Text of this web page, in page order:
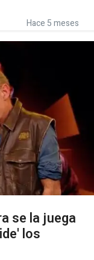
Hace 5 meses
se la juega
los